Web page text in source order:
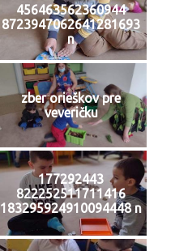
456463562360944
8723947062641281693
n
zber orieškov pre
veveričku
177292443
822252511711416
183295924910094448 n